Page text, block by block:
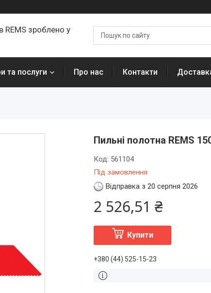
REMS зроблено у
та послуги Про нас Контакти
Пильні полотна REMS
Під замовлення
Код: 561104
Відправка з 20 серпня 2026
2 526,51 ₴
Купити
+380 (44) 525-15-23